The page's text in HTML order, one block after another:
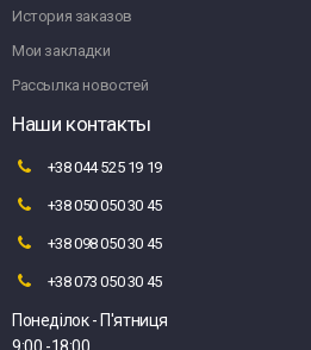
История заказов
Мои закладки
Рассылка новостей
Наши контакты
+38 044 525 19 19
+38 050 050 30 45
+38 098 050 30 45
+38 073 050 30 45
Понеділок - П'ятниця